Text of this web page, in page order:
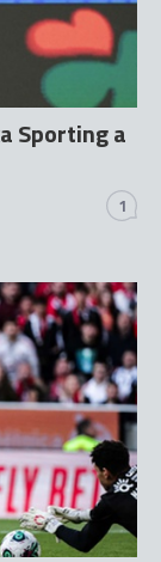
Sporting a
1